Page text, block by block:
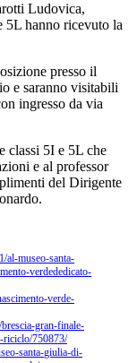
Ludovica,
5L hanno ricevuto la
presso il
e saranno visitabili
ingresso da via
classi 5I e 5L che
e al professor
del Dirigente
al-museo-santa-
verdededicato-
verde-
gran-finale-
riciclo/750873/
santa-giulia-di-